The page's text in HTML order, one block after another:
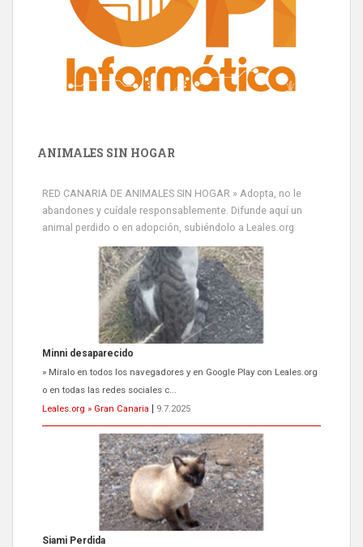
ANIMALES SIN HOGAR
RED CANARIA DE ANIMALES SIN HOGAR » Adopta, no le
abandones y cuídale responsablemente. Difunde aquí un
animal perdido o en adopción, subiéndolo a Leales.org
Siami Perdida
Se llama Siami,es hembra de 4 años,esterilizada con marca de
oreja,cariñosa,mimosa pero miedosa,e...
Leales.org » Gran Canaria
9.7.2025
ADOPCIÓN URGENTE GATA TEROR GRAN CANARIA